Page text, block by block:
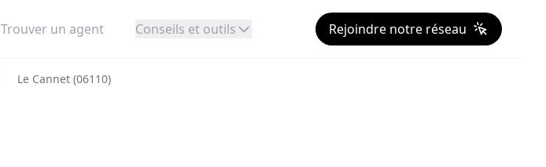
Trouver un agent Conseils et outils Rejoindre notre réseau
Le Cannet (06110)